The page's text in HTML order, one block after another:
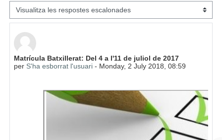
Mode de visualització
Matrícula Batxillerat: Del 4 a l'11 de juliol de 2017
per S'ha esborrat l'usuari - Monday, 2 July 2018, 08:59
Nombre de respostes: 0